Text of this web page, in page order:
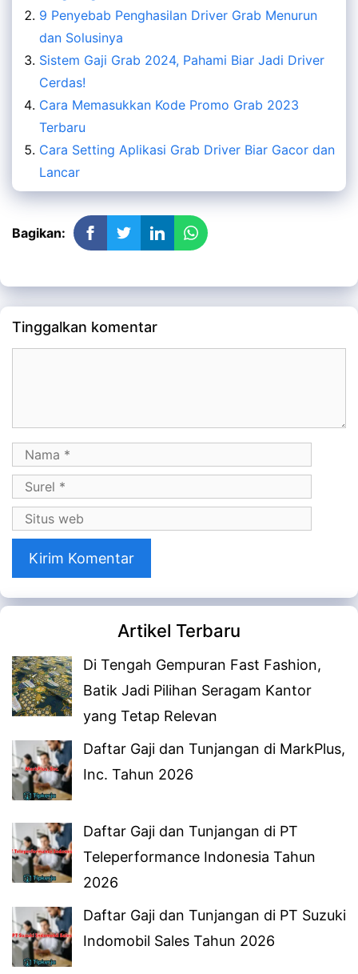
9 Penyebab Penghasilan Driver Grab Menurun
dan Solusinya
Sistem Gaji Grab 2024, Pahami Biar Jadi Driver
Cerdas!
Cara Memasukkan Kode Promo Grab 2023
Terbaru
Cara Setting Aplikasi Grab Driver Biar Gacor dan
Lancar
Bagikan:
Tinggalkan komentar
Nama
Surel
Situs
web
Artikel Terbaru
Di Tengah Gempuran Fast Fashion,
Batik Jadi Pilihan Seragam Kantor
yang Tetap Relevan
Daftar Gaji dan Tunjangan di MarkPlus,
Inc. Tahun 2026
Daftar Gaji dan Tunjangan di PT
Teleperformance Indonesia Tahun
2026
Daftar Gaji dan Tunjangan di PT Suzuki
Indomobil Sales Tahun 2026